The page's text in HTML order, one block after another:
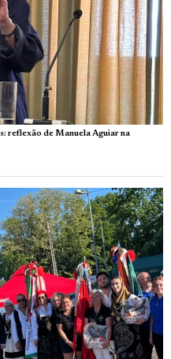
reflexão de Manuela Aguiar na